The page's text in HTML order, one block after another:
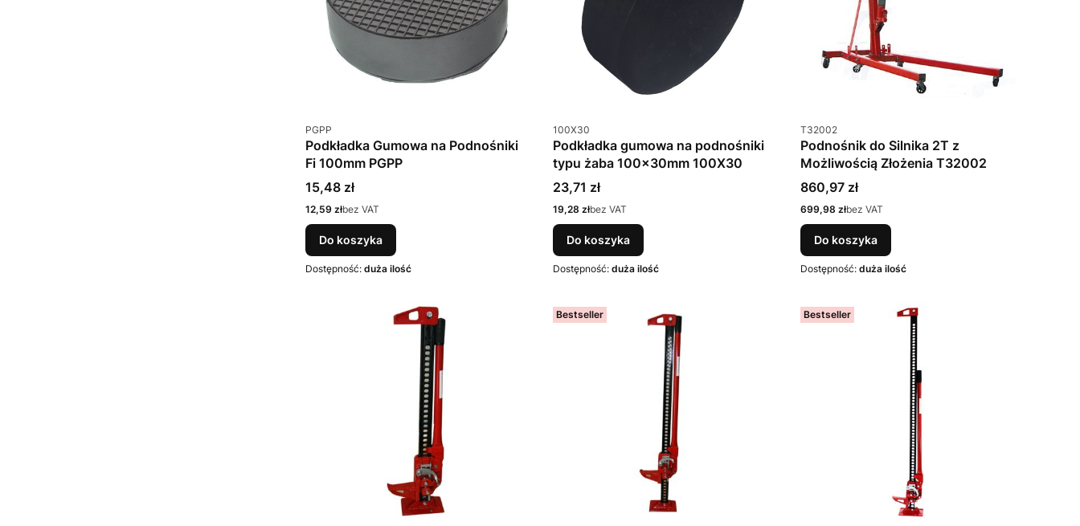
Kod produktu
PGPP
Podkładka Gumowa na Podnośniki
Fi 100mm PGPP
Cena
15,48 zł
Cena
12,59 złbez VAT
Do koszyka
Dostępność: duża ilość
Kod produktu
100X30
Podkładka gumowa na podnośniki
typu żaba 100x30mm 100X30
Cena
23,71 zł
Cena
19,28 złbez VAT
Do koszyka
Dostępność: duża ilość
Kod produktu
T32002
Podnośnik do Silnika 2T z
Możliwością Złożenia T32002
Cena
860,97 zł
Cena
699,98 złbez VAT
Do koszyka
Dostępność: duża ilość
Bestseller Bestseller